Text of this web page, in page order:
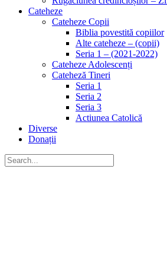
Cateheze
Cateheze Copii
Biblia povestită copiilor
Alte cateheze – (copii)
Seria 1 – (2021-2022)
Cateheze Adolescenți
Cateheză Tineri
Seria 1
Seria 2
Seria 3
Actiunea Catolică
Diverse
Donații